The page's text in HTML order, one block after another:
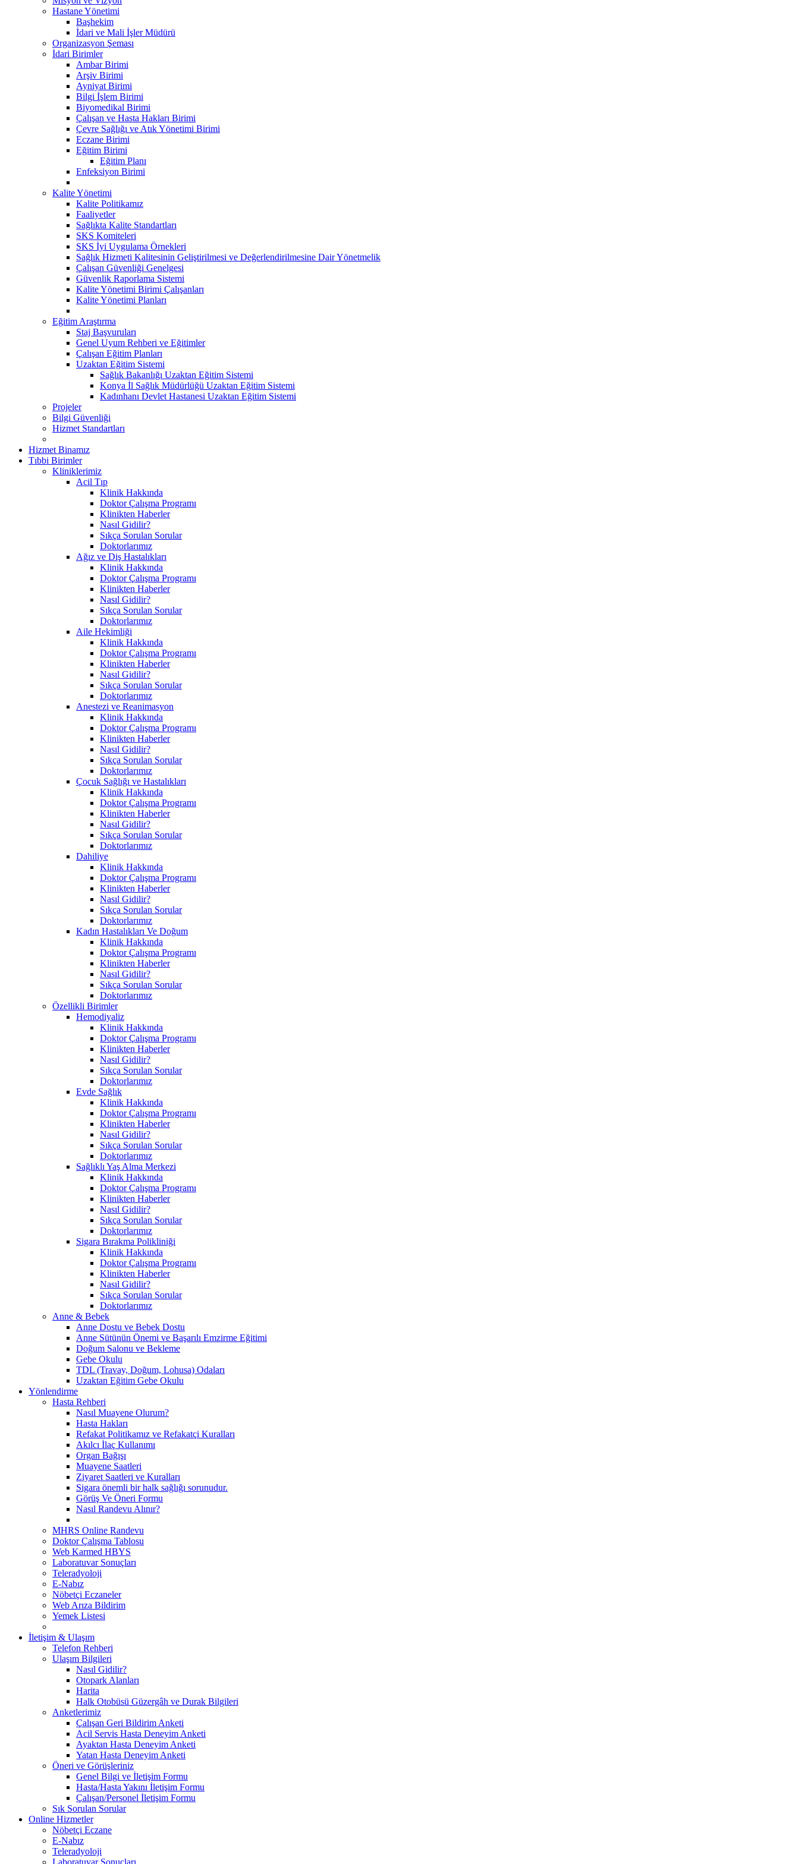
Hastane Yönetimi
Başhekim
İdari ve Mali İşler Müdürü
Organizasyon Şeması
İdari Birimler
Ambar Birimi
Arşiv Birimi
Ayniyat Birimi
Bilgi İşlem Birimi
Biyomedikal Birimi
Çalışan ve Hasta Hakları Birimi
Çevre Sağlığı ve Atık Yönetimi Birimi
Eczane Birimi
Eğitim Birimi
Eğitim Planı
Enfeksiyon Birimi
Kalite Yönetimi
Kalite Politikamız
Faaliyetler
Sağlıkta Kalite Standartları
SKS Komiteleri
SKS İyi Uygulama Örnekleri
Sağlık Hizmeti Kalitesinin Geliştirilmesi ve Değerlendirilmesine Dair Yönetmelik
Çalışan Güvenliği Genelgesi
Güvenlik Raporlama Sistemi
Kalite Yönetimi Birimi Çalışanları
Kalite Yönetimi Planları
Eğitim Araştırma
Staj Başvuruları
Genel Uyum Rehberi ve Eğitimler
Çalışan Eğitim Planları
Uzaktan Eğitim Sistemi
Sağlık Bakanlığı Uzaktan Eğitim Sistemi
Konya İl Sağlık Müdürlüğü Uzaktan Eğitim Sistemi
Kadınhanı Devlet Hastanesi Uzaktan Eğitim Sistemi
Projeler
Bilgi Güvenliği
Hizmet Standartları
Hizmet Binamız
Tıbbi Birimler
Kliniklerimiz
Acil Tıp
Klinik Hakkında
Doktor Çalışma Programı
Klinikten Haberler
Nasıl Gidilir?
Sıkça Sorulan Sorular
Doktorlarımız
Ağız ve Diş Hastalıkları
Klinik Hakkında
Doktor Çalışma Programı
Klinikten Haberler
Nasıl Gidilir?
Sıkça Sorulan Sorular
Doktorlarımız
Aile Hekimliği
Klinik Hakkında
Doktor Çalışma Programı
Klinikten Haberler
Nasıl Gidilir?
Sıkça Sorulan Sorular
Doktorlarımız
Anestezi ve Reanimasyon
Klinik Hakkında
Doktor Çalışma Programı
Klinikten Haberler
Nasıl Gidilir?
Sıkça Sorulan Sorular
Doktorlarımız
Çocuk Sağlığı ve Hastalıkları
Klinik Hakkında
Doktor Çalışma Programı
Klinikten Haberler
Nasıl Gidilir?
Sıkça Sorulan Sorular
Doktorlarımız
Dahiliye
Klinik Hakkında
Doktor Çalışma Programı
Klinikten Haberler
Nasıl Gidilir?
Sıkça Sorulan Sorular
Doktorlarımız
Kadın Hastalıkları Ve Doğum
Klinik Hakkında
Doktor Çalışma Programı
Klinikten Haberler
Nasıl Gidilir?
Sıkça Sorulan Sorular
Doktorlarımız
Özellikli Birimler
Hemodiyaliz
Klinik Hakkında
Doktor Çalışma Programı
Klinikten Haberler
Nasıl Gidilir?
Sıkça Sorulan Sorular
Doktorlarımız
Evde Sağlık
Klinik Hakkında
Doktor Çalışma Programı
Klinikten Haberler
Nasıl Gidilir?
Sıkça Sorulan Sorular
Doktorlarımız
Sağlıklı Yaş Alma Merkezi
Klinik Hakkında
Doktor Çalışma Programı
Klinikten Haberler
Nasıl Gidilir?
Sıkça Sorulan Sorular
Doktorlarımız
Sigara Bırakma Polikliniği
Klinik Hakkında
Doktor Çalışma Programı
Klinikten Haberler
Nasıl Gidilir?
Sıkça Sorulan Sorular
Doktorlarımız
Anne & Bebek
Anne Dostu ve Bebek Dostu
Anne Sütünün Önemi ve Başarılı Emzirme Eğitimi
Doğum Salonu ve Bekleme
Gebe Okulu
TDL (Travay, Doğum, Lohusa) Odaları
Uzaktan Eğitim Gebe Okulu
Yönlendirme
Hasta Rehberi
Nasıl Muayene Olurum?
Hasta Hakları
Refakat Politikamız ve Refakatçi Kuralları
Akılcı İlaç Kullanımı
Organ Bağışı
Muayene Saatleri
Ziyaret Saatleri ve Kuralları
Sigara önemli bir halk sağlığı sorunudur.
Görüş Ve Öneri Formu
Nasıl Randevu Alınır?
MHRS Online Randevu
Doktor Çalışma Tablosu
Web Karmed HBYS
Laboratuvar Sonuçları
Teleradyoloji
E-Nabız
Nöbetçi Eczaneler
Web Arıza Bildirim
Yemek Listesi
İletişim & Ulaşım
Telefon Rehberi
Ulaşım Bilgileri
Nasıl Gidilir?
Otopark Alanları
Harita
Halk Otobüsü Güzergâh ve Durak Bilgileri
Anketlerimiz
Çalışan Geri Bildirim Anketi
Acil Servis Hasta Deneyim Anketi
Ayaktan Hasta Deneyim Anketi
Yatan Hasta Deneyim Anketi
Öneri ve Görüşleriniz
Genel Bilgi ve İletişim Formu
Hasta/Hasta Yakını İletişim Formu
Çalışan/Personel İletişim Formu
Sık Sorulan Sorular
Online Hizmetler
Nöbetçi Eczane
E-Nabız
Teleradyoloji
Laboratuvar Sonuçları